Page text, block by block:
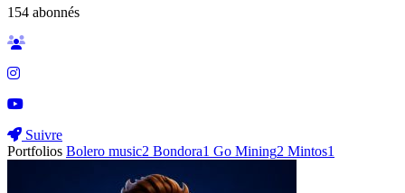
154 abonnés
Suivre
Portfolios Bolero music2 Bondora1 Go Mining2 Mintos1